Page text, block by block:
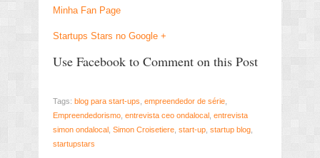
Minha Fan Page
Startups Stars no Google +
Use Facebook to Comment on this Post
Tags: blog para start-ups empreendedor de série
Empreendedorismo entrevista ceo ondalocal entrevista
simon ondalocal Simon Croisetiere start-up startup blog
startupstars